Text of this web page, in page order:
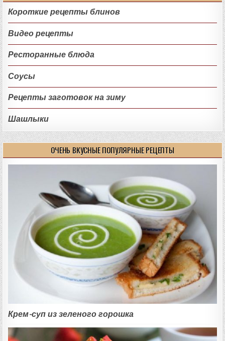
Короткие рецепты блинов
Видео рецепты
Ресторанные блюда
Соусы
Рецепты заготовок на зиму
Шашлыки
ОЧЕНЬ ВКУСНЫЕ ПОПУЛЯРНЫЕ РЕЦЕПТЫ
Крем-суп из зеленого горошка